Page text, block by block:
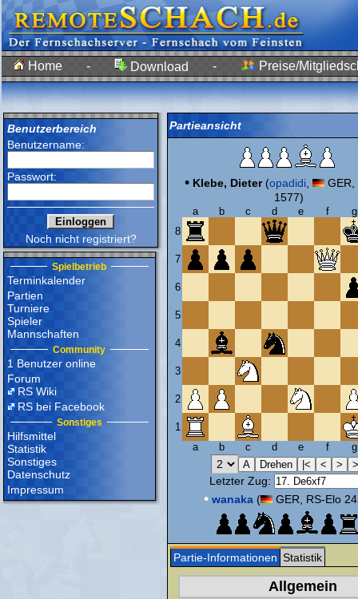
Home - Download - Preise/
Benutzerbereich
Benutzername:
Passwort:
Noch nicht registriert?
Spielbetrieb
Terminkalender
Partien
Turniere
Spieler
Mannschaften
Community
1 Benutzer online
Forum
RS Wiki
RS bei Facebook
Sonstiges
Hilfsmittel
Statistik
Sonstiges
Datenschutz
Impressum
Partieansicht
• Klebe, Dieter(opadidi,
GER,
1577)
a b c d e f
g
8
7
6
5
4
3
2
1
a
b c d e f g
Letzter Zug:
• wanaka( GER, RS-Elo
Partie-Informationen Statistik
Allgemein